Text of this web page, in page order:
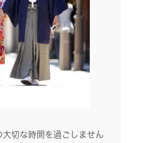
大切な時間を過ごしません